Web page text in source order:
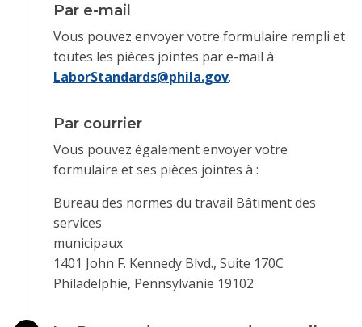
Par e-mail
Vous pouvez envoyer votre formulaire rempli et
toutes les pièces jointes par e-mail à
LaborStandards@phila.gov.
Par courrier
Vous pouvez également envoyer votre
formulaire et ses pièces jointes à :
Bureau des normes du travail Bâtiment des
services
municipaux
1401 John F. Kennedy Blvd., Suite 170C
Philadelphie, Pennsylvanie 19102